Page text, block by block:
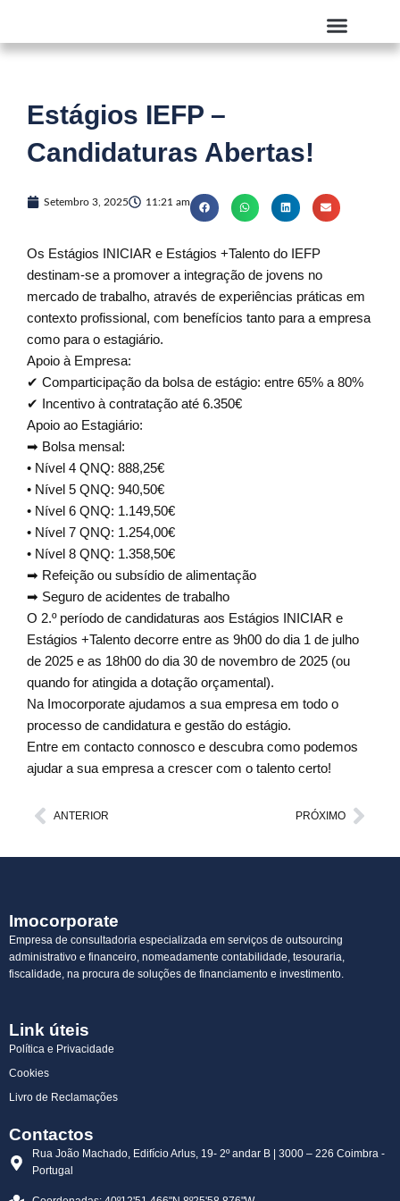
content
Estágios IEFP –
Candidaturas Abertas!
Setembro 3, 2025 11:21 am
Os Estágios INICIAR e Estágios +Talento do IEFP
destinam-se a promover a integração de jovens no
mercado de trabalho, através de experiências práticas em
contexto profissional, com benefícios tanto para a empresa
como para o estagiário.
Apoio à Empresa:
✔ Comparticipação da bolsa de estágio: entre 65% a 80%
✔ Incentivo à contratação até 6.350€
Apoio ao Estagiário:
➡ Bolsa mensal:
•⁠ ⁠Nível 4 QNQ: 888,25€
•⁠ ⁠Nível 5 QNQ: 940,50€
•⁠ ⁠Nível 6 QNQ: 1.149,50€
•⁠ ⁠Nível 7 QNQ: 1.254,00€
•⁠ ⁠Nível 8 QNQ: 1.358,50€
➡ Refeição ou subsídio de alimentação
➡ Seguro de acidentes de trabalho
O 2.º período de candidaturas aos Estágios INICIAR e
Estágios +Talento decorre entre as 9h00 do dia 1 de julho
de 2025 e as 18h00 do dia 30 de novembro de 2025 (ou
quando for atingida a dotação orçamental).
Na Imocorporate ajudamos a sua empresa em todo o
processo de candidatura e gestão do estágio.
Entre em contacto connosco e descubra como podemos
ajudar a sua empresa a crescer com o talento certo!
Prev
ANTERIOR PRÓXIMONext
Imocorporate
Empresa de consultadoria especializada em serviços de outsourcing
administrativo e financeiro, nomeadamente contabilidade, tesouraria,
fiscalidade, na procura de soluções de financiamento e investimento.
Link úteis
Política e Privacidade
Cookies
Livro de Reclamações
Contactos
Rua João Machado, Edifício Arlus, 19- 2º andar B | 3000 – 226 Coimbra -
Portugal